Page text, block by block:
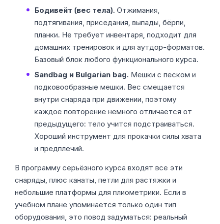
Бодивейт (вес тела). Отжимания,
подтягивания, приседания, выпады, бёрпи,
планки. Не требует инвентаря, подходит для
домашних тренировок и для аутдор-форматов.
Базовый блок любого функционального курса.
Sandbag и Bulgarian bag. Мешки с песком и
подковообразные мешки. Вес смещается
внутри снаряда при движении, поэтому
каждое повторение немного отличается от
предыдущего: тело учится подстраиваться.
Хороший инструмент для прокачки силы хвата
и предплечий.
В программу серьёзного курса входят все эти
снаряды, плюс канаты, петли для растяжки и
небольшие платформы для плиометрики. Если в
учебном плане упоминается только один тип
оборудования, это повод задуматься: реальный